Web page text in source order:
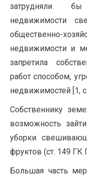
затрудняли бы
недвижимости
общественно-
недвижимости и
запретила
работ способом,
недвижимостей [1,
Собственнику
возможность
уборки
фруктов (ст. 149 ГК
Большая часть